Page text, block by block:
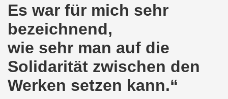
Es war für mich sehr
bezeichnend,
wie sehr man auf die
Solidarität zwischen den
Werken setzen kann.“
protestiert und demonstriert am 14.10.2019:
auf der 16. bundesweiten Herbstdemo-
Herbstdemonstration am 03. Oktober 2019 in
am 03. Oktober 2019 in Erfurt
Bewegung am 09.09.2019 erklärt Dietrich Keil aus